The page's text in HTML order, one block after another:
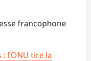
francophone
l’ONU tire la